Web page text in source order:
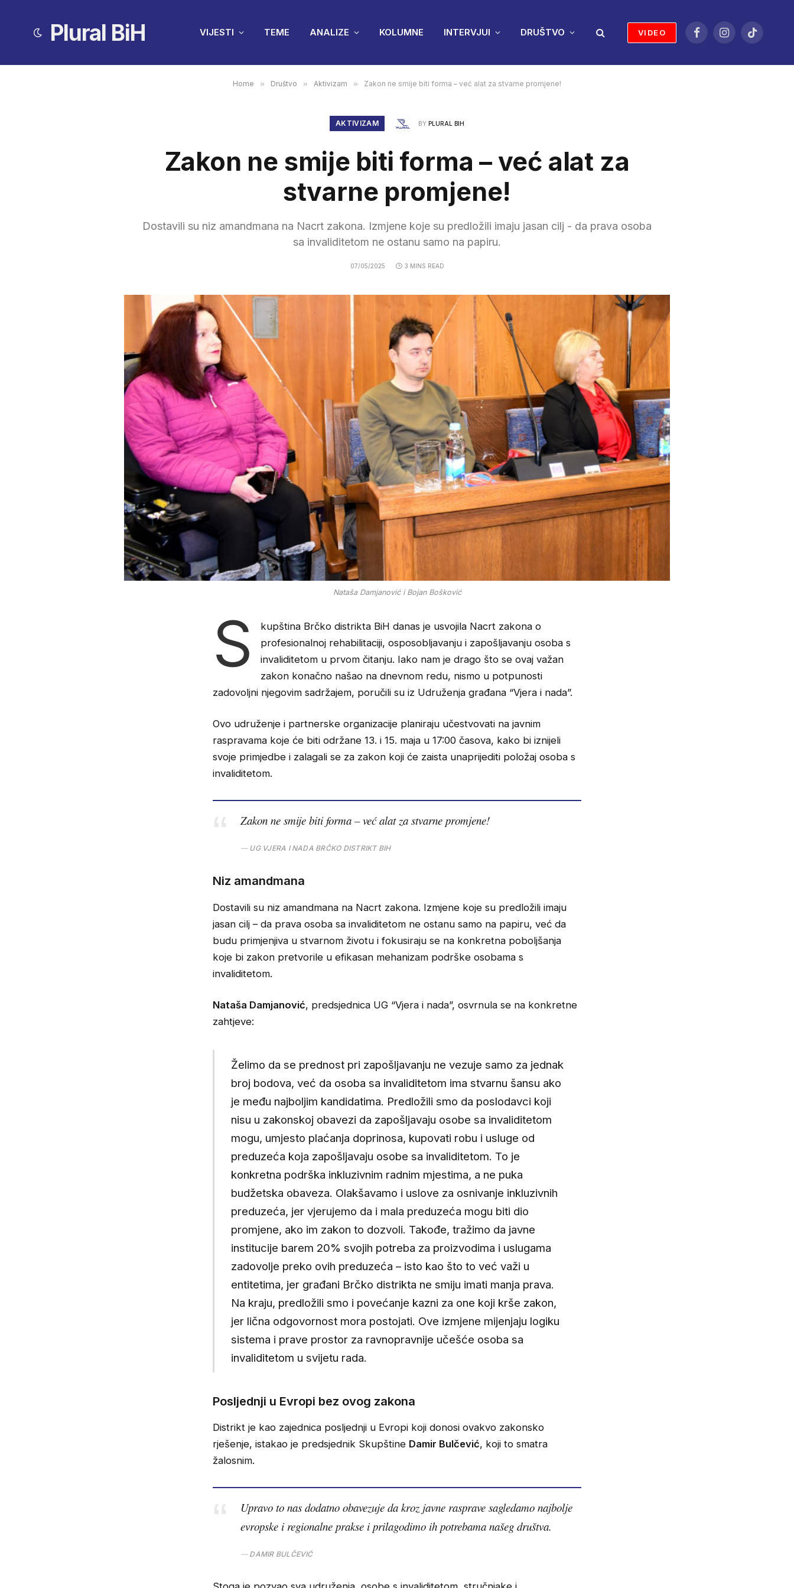
Plural BiH VIJESTI TEME ANALIZE KOLUMNE INTERVJUI DRUŠTVO VIDEO
FacebookInstagramTikTok
Home » Društvo » Aktivizam » Zakon ne smije biti forma – već alat za stvarne promjene!
AKTIVIZAM BY PLURAL BIH
Zakon ne smije biti forma – već alat za
stvarne promjene!
Dostavili su niz amandmana na Nacrt zakona. Izmjene koje su predložili imaju jasan cilj - da prava osoba
sa invaliditetom ne ostanu samo na papiru.
07/05/2025 3 MINS READ
Nataša Damjanović i Bojan Bošković
S
kupština Brčko distrikta BiH danas je usvojila Nacrt zakona o
profesionalnoj rehabilitaciji, osposobljavanju i zapošljavanju osoba s
invaliditetom u prvom čitanju. Iako nam je drago što se ovaj važan
zakon konačno našao na dnevnom redu, nismo u potpunosti
zadovoljni njegovim sadržajem, poručili su iz Udruženja građana “Vjera i nada”.
Ovo udruženje i partnerske organizacije planiraju učestvovati na javnim
raspravama koje će biti održane 13. i 15. maja u 17:00 časova, kako bi iznijeli
svoje primjedbe i zalagali se za zakon koji će zaista unaprijediti položaj osoba s
invaliditetom.
Zakon ne smije biti forma – već alat za stvarne promjene!
UG VJERA I NADA BRČKO DISTRIKT BIH
Niz amandmana
Dostavili su niz amandmana na Nacrt zakona. Izmjene koje su predložili imaju
jasan cilj – da prava osoba sa invaliditetom ne ostanu samo na papiru, već da
budu primjenjiva u stvarnom životu i fokusiraju se na konkretna poboljšanja
koje bi zakon pretvorile u efikasan mehanizam podrške osobama s
invaliditetom.
Nataša Damjanović, predsjednica UG “Vjera i nada”, osvrnula se na konkretne
zahtjeve:
Želimo da se prednost pri zapošljavanju ne vezuje samo za jednak
broj bodova, već da osoba sa invaliditetom ima stvarnu šansu ako
je među najboljim kandidatima. Predložili smo da poslodavci koji
nisu u zakonskoj obavezi da zapošljavaju osobe sa invaliditetom
mogu, umjesto plaćanja doprinosa, kupovati robu i usluge od
preduzeća koja zapošljavaju osobe sa invaliditetom. To je
konkretna podrška inkluzivnim radnim mjestima, a ne puka
budžetska obaveza. Olakšavamo i uslove za osnivanje inkluzivnih
preduzeća, jer vjerujemo da i mala preduzeća mogu biti dio
promjene, ako im zakon to dozvoli. Takođe, tražimo da javne
institucije barem 20% svojih potreba za proizvodima i uslugama
zadovolje preko ovih preduzeća – isto kao što to već važi u
entitetima, jer građani Brčko distrikta ne smiju imati manja prava.
Na kraju, predložili smo i povećanje kazni za one koji krše zakon,
jer lična odgovornost mora postojati. Ove izmjene mijenjaju logiku
sistema i prave prostor za ravnopravnije učešće osoba sa
invaliditetom u svijetu rada.
Posljednji u Evropi bez ovog zakona
Distrikt je kao zajednica posljednji u Evropi koji donosi ovakvo zakonsko
rješenje, istakao je predsjednik Skupštine Damir Bulčević, koji to smatra
žalosnim.
Upravo to nas dodatno obavezuje da kroz javne rasprave sagledamo najbolje
evropske i regionalne prakse i prilagodimo ih potrebama našeg društva.
DAMIR BULČEVIĆ